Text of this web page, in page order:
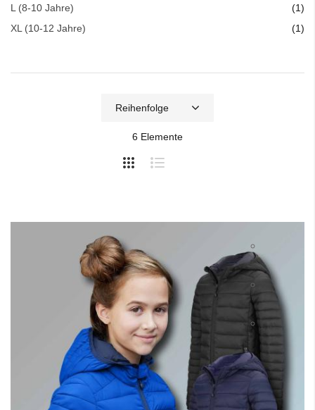
6 Elemente
L (8-10 Jahre)
1
XL (10-12 Jahre)
1